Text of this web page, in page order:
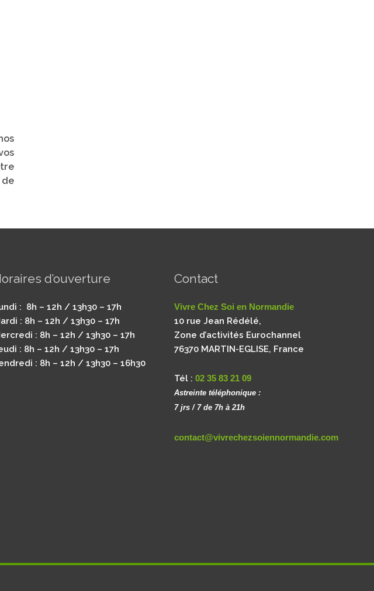
d’ouverture
: 8h – 12h / 13h30 – 17h
: 8h – 12h / 13h30 – 17h
: 8h – 12h / 13h30 – 17h
: 8h – 12h / 13h30 – 17h
: 8h – 12h / 13h30 – 16h30
Contact
Vivre Chez Soi en Normandie
10 rue Jean Rédélé,
Zone d’activités Eurochannel
76370 MARTIN-EGLISE, France
Tél : 02 35 83 21 09
Astreinte téléphonique :
7 jrs / 7 de 7h à 21h
contact@vivrechezsoiennormandie.com